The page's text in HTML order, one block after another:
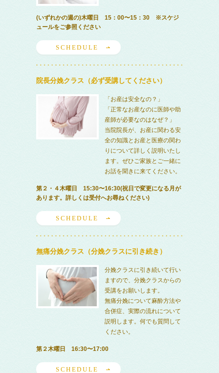
(いずれかの週の)木曜日 15：00〜15：30 ※スケジ
ュールをご参照ください
SCHEDULE
院長分娩クラス（必ず受講してください）
「お産は安全なの？」
「正常なお産なのに医師や助
産師が必要なのはなぜ？」
当院院長が、お産に関わる安
全の知識とお産と医療の関わ
りについて詳しく説明いたし
ます。ぜひご家族とご一緒に
お話を聞きに来てください。
第２・４木曜日 15:30〜16:30(祝日で変更になる月が
あります。詳しくは受付へお尋ねください)
SCHEDULE
無痛分娩クラス（分娩クラスに引き続き）
分娩クラスに引き続いて行い
ますので、分娩クラスからの
受講をお願いします。
無痛分娩について麻酔方法や
合併症、実際の流れについて
説明します。何でも質問して
ください。
第２木曜日 16:30〜17:00
SCHEDULE